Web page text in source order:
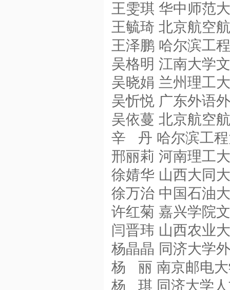
王雯琪 华中师范
王毓琦 北京航空
王泽鹏 哈尔滨工
吴格明 江南大学
吴晓娟 兰州理工
吴忻悦 广东外语
吴依蔓 北京航空
辛 丹 哈尔滨工程
邢丽莉 河南理工
徐婧华 山西大同
徐万治 中国石油
许红菊 嘉兴学院
闫晋玮 山西农业
杨晶晶 同济大学
杨 丽 南京邮电大
杨 琪 同济大学人